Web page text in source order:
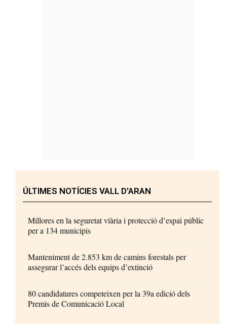
ÚLTIMES NOTÍCIES VALL D'ARAN
Millores en la seguretat viària i protecció d’espai públic
per a 134 municipis
Manteniment de 2.853 km de camins forestals per
assegurar l’accés dels equips d’extinció
80 candidatures competeixen per la 39a edició dels
Premis de Comunicació Local